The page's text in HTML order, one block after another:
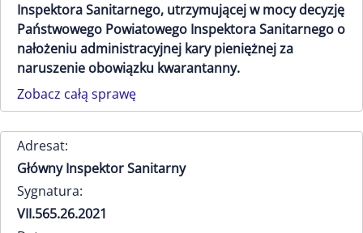
Inspektora Sanitarnego, utrzymującej w mocy decyzję
Państwowego Powiatowego Inspektora Sanitarnego o
nałożeniu administracyjnej kary pieniężnej za
naruszenie obowiązku kwarantanny.
Zobacz całą sprawę
Adresat:
Główny Inspektor Sanitarny
Sygnatura:
VII.565.26.2021